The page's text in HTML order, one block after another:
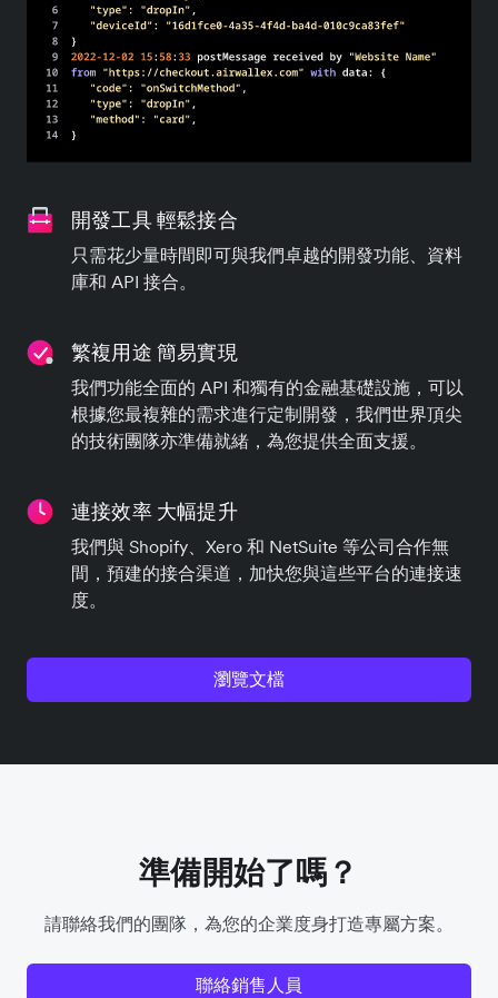
開發工具 輕鬆接合
只需花少量時間即可與我們卓越的開發功能、資料
庫和 API 接合。
繁複用途 簡易實現
我們功能全面的 API 和獨有的金融基礎設施，可以
根據您最複雜的需求進行定制開發，我們世界頂尖
的技術團隊亦準備就緒，為您提供全面支援。
連接效率 大幅提升
我們與 Shopify、Xero 和 NetSuite 等公司合作無
間，預建的接合渠道，加快您與這些平台的連接速
度。
瀏覽文檔
準備開始了嗎？
請聯絡我們的團隊，為您的企業度身打造專屬方案。
聯絡銷售人員